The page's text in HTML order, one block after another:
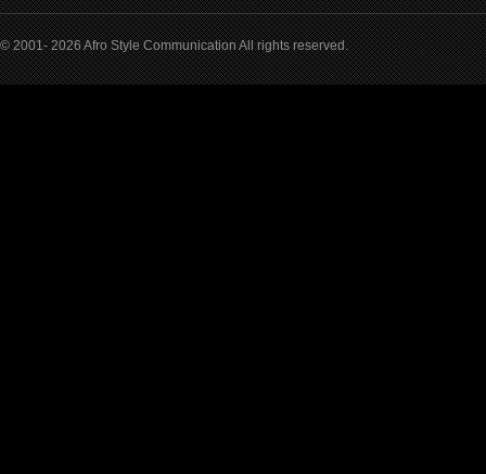
© 2001- 2026 Afro Style Communication All rights reserved.